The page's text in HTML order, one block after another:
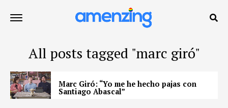
All posts tagged "marc giró"
Marc Giró: “Yo me he hecho pajas con
Santiago Abascal”